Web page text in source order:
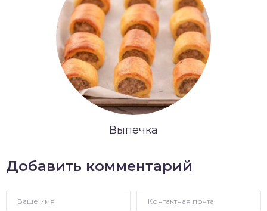
Выпечка
Добавить комментарий